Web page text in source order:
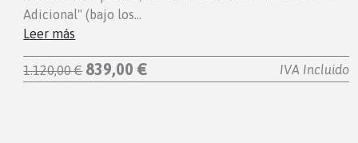
Adicional" (bajo los…
Leer más
1.120,00 € 839,00 € IVA Incluido